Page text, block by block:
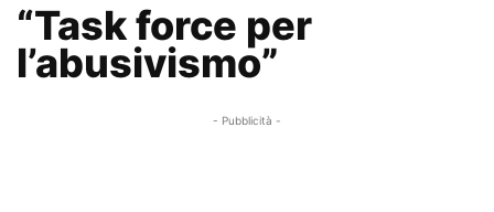
“Task force per
l’abusivismo”
- Pubblicità -